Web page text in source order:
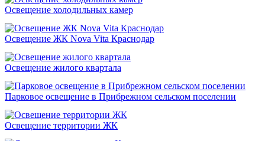
Освещение холодильных камер
Освещение ЖК Nova Vita Краснодар
Освещение жилого квартала
Парковое освещение в Прибрежном сельском поселении
Освещение территории ЖК